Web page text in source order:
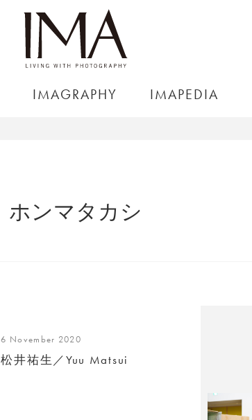
IMAGRAPHY IMAPEDIA
ホンマタカシ
6 November 2020
松井祐生／Yuu Matsui